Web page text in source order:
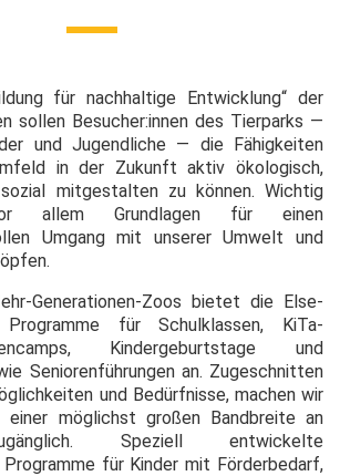
für nachhaltige Entwicklung“ der
sollen Besucher:innen des Tierparks —
und Jugendliche — die Fähigkeiten
in der Zukunft aktiv ökologisch,
mitgestalten zu können. Wichtig
allem Grundlagen für einen
Umgang mit unserer Umwelt und
Generationen-Zoos bietet die Else-
Programme für Schulklassen, KiTa-
Kinder­geburtstage und
Seniorenführungen an. Zugeschnitten
und Bedürfnisse, machen wir
einer möglichst großen Bandbreite an
Speziell entwickelte
für Kinder mit Förderbedarf,